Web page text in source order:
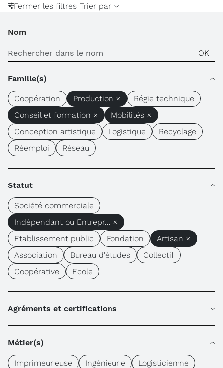
Fermer les filtres Trier par
Nom
Famille(s)
Coopération Production ×
Régie technique
Conseil et formation ×
Mobilités ×
Conception artistique
Logistique
Recyclage
Réemploi
Réseau
Statut
Société commerciale
Indépendant ou Entrepr... ×
Etablissement public
Fondation
Artisan ×
Association
Bureau d'études
Collectif
Coopérative
Ecole
Agréments et certifications
Métier(s)
Imprimeur·euse Ingénieur·e
Logisticien·ne